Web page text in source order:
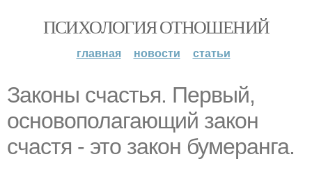
ПСИХОЛОГИЯ ОТНОШЕНИЙ
главная новости статьи
Законы счастья. Первый,
основополагающий закон
счастя - это закон бумеранга.